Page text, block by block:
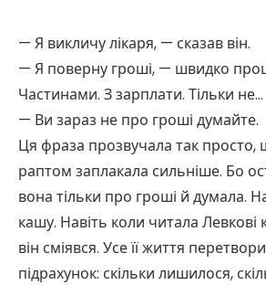
— Я викличу лікаря, — сказав він.
— Я поверну гроші, — швидко
Частинами. З зарплати. Тільки не…
— Ви зараз не про гроші думайте.
Ця фраза прозвучала так
раптом заплакала сильніше. Бо
вона тільки про гроші й думала.
кашу. Навіть коли читала Левкові
він сміявся. Усе її життя
підрахунок: скільки лишилося,